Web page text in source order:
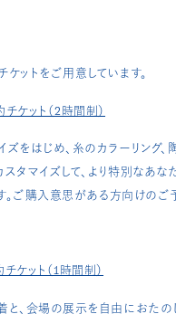
ットをご用意しています。
ケット（2時間制）
ズをはじめ、糸のカラーリング、
スタマイズして、より特別なあ
ご購入意思がある方向けのご
ケット（1時間制）
と、会場の展示を自由におたの